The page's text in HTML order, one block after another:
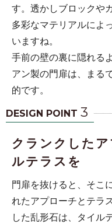
す。透かしブロックや
多彩なマテリアルによ
いますね。
手前の壁の裏に隠れる
アン製の門扉は、まる
的です。
DESIGN POINT 3
クランクした
ルテラスを
門扉を抜けると、そこ
れたアプローチとテラ
した乱形石は、タイル